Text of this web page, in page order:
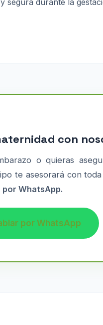
segura durante la
con
o quieras
te asesorará con
por WhatsApp.
por WhatsApp